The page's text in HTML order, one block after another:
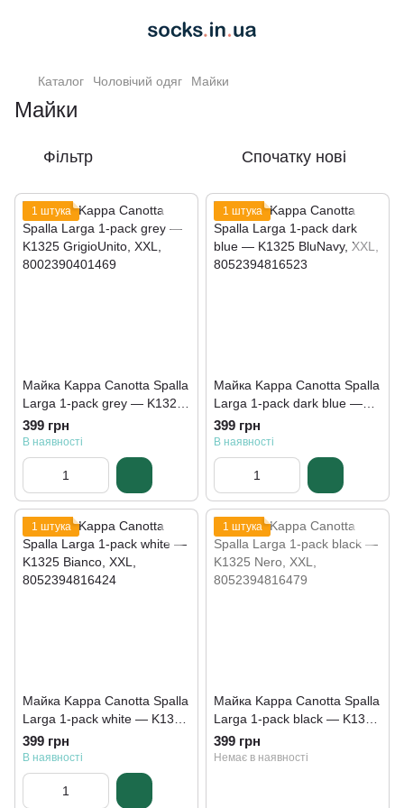
Каталог Чоловічий одяг Майки
Майки
Фільтр Спочатку нові
1 штука
Майка Kappa Canotta Spalla
Larga 1-pack grey — K1325
GrigioUnito
399 грн
В наявності
1 штука
Майка Kappa Canotta Spalla
Larga 1-pack dark blue —
K1325 BluNavy
399 грн
В наявності
1 штука
Майка Kappa Canotta Spalla
Larga 1-pack white — K1325
Bianco
399 грн
В наявності
1 штука
Майка Kappa Canotta Spalla
Larga 1-pack black — K1325
Nero
399 грн
Немає в наявності